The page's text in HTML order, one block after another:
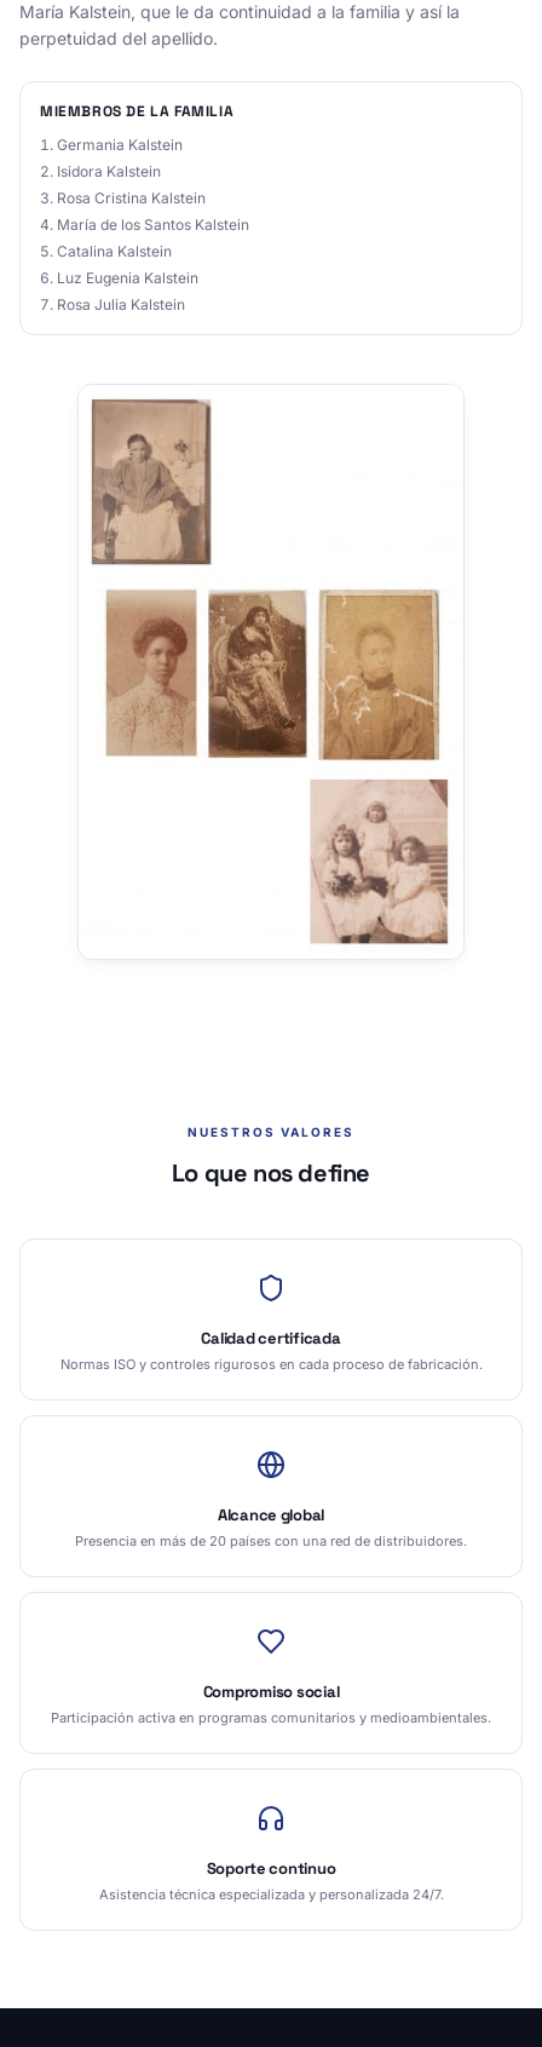
María Kalstein, que le da continuidad a la familia y así la
perpetuidad del apellido.
MIEMBROS DE LA FAMILIA
Germania Kalstein
Isidora Kalstein
Rosa Cristina Kalstein
María de los Santos Kalstein
Catalina Kalstein
Luz Eugenia Kalstein
Rosa Julia Kalstein
NUESTROS VALORES
Lo que nos define
Calidad certificada
Normas ISO y controles rigurosos en cada proceso de fabricación.
Alcance global
Presencia en más de 20 países con una red de distribuidores.
Compromiso social
Participación activa en programas comunitarios y medioambientales.
Soporte continuo
Asistencia técnica especializada y personalizada 24/7.